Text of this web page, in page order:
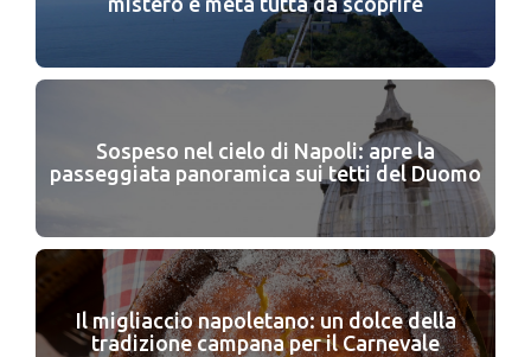
Sospeso nel cielo di Napoli: apre la
passeggiata panoramica sui tetti del Duomo
Il migliaccio napoletano: un dolce della
tradizione campana per il Carnevale